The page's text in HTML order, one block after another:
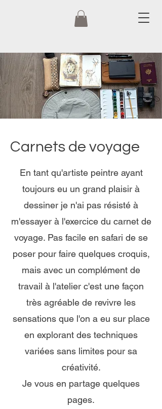
Carnets de voyage
En tant qu'artiste peintre ayant
toujours eu un grand plaisir à
dessiner je n'ai pas résisté à
m'essayer à l'exercice du carnet de
voyage. Pas facile en safari de se
poser pour faire quelques croquis,
mais avec un complément de
travail à l'atelier c'est une façon
très agréable de revivre les
sensations que l'on a eu sur place
en explorant des techniques
variées sans limites pour sa
créativité.
Je vous en partage quelques
pages.